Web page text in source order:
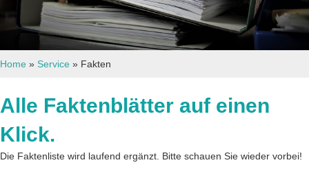
Home » Service » Fakten
Alle Faktenblätter auf einen
Klick.
Die Faktenliste wird laufend ergänzt. Bitte schauen Sie wieder vorbei!